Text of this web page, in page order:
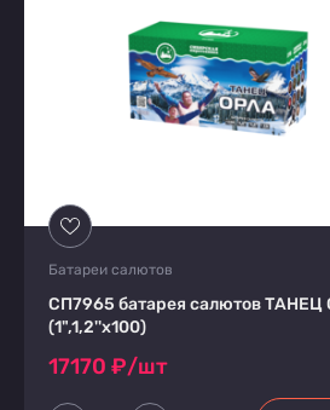
Батареи салютов
СП7965 батарея салютов
(1",1,2''х100)
17170 ₽/шт